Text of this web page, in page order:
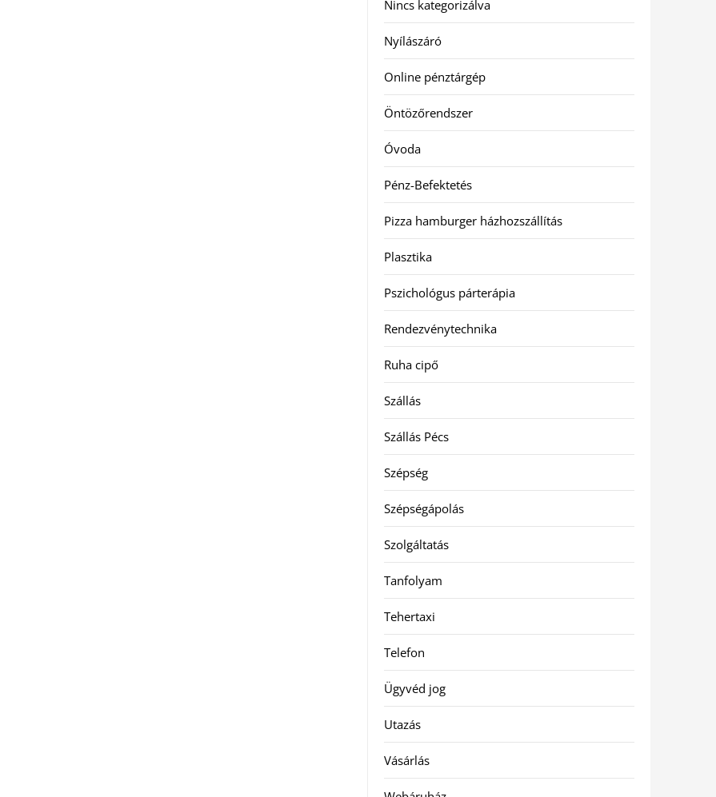
Nincs kategorizálva
Nyílászáró
Online pénztárgép
Öntözőrendszer
Óvoda
Pénz-Befektetés
Pizza hamburger házhozszállítás
Plasztika
Pszichológus párterápia
Rendezvénytechnika
Ruha cipő
Szállás
Szállás Pécs
Szépség
Szépségápolás
Szolgáltatás
Tanfolyam
Tehertaxi
Telefon
Ügyvéd jog
Utazás
Vásárlás